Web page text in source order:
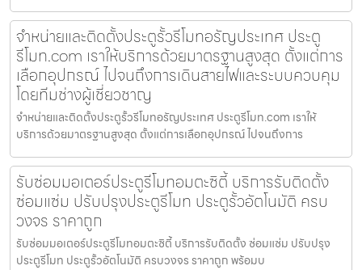
จำหน่ายและติดตั้งประตูรั้วรีโมทอรัญประเทศ ประตู
รีโมท.com เราให้บริการด้วยมาตรฐานสูงสุด ตั้งแต่การ
เลือกอุปกรณ์ ไปจนถึงการเดินสายไฟและระบบควบคุม
โดยทีมช่างผู้เชี่ยวชาญ
จำหน่ายและติดตั้งประตูรั้วรีโมทอรัญประเทศ ประตูรีโมท.com เราให้
บริการด้วยมาตรฐานสูงสุด ตั้งแต่การเลือกอุปกรณ์ ไปจนถึงการ
รับซ่อมมอเตอร์ประตูรีโมทอมตะซิตี้ บริการรับติดตั้ง
ซ่อมแซ่ม ปรับปรุงประตูรีโมท ประตูรั้วอัตโนมัติ ครบ
วงจร ราคาถูก
รับซ่อมมอเตอร์ประตูรีโมทอมตะซิตี้ บริการรับติดตั้ง ซ่อมแซ่ม ปรับปรุง
ประตูรีโมท ประตูรั้วอัตโนมัติ ครบวงจร ราคาถูก พร้อมบ